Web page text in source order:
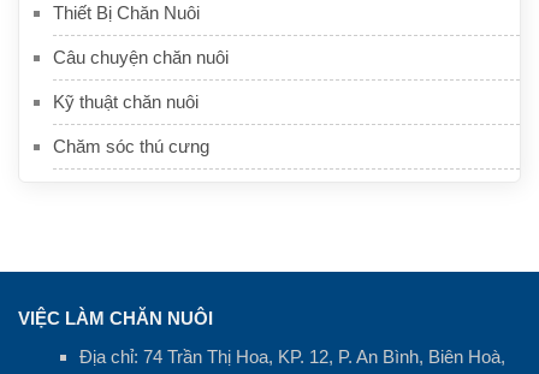
Thiết Bị Chăn Nuôi
Câu chuyện chăn nuôi
Kỹ thuật chăn nuôi
Chăm sóc thú cưng
VIỆC LÀM CHĂN NUÔI
Địa chỉ: 74 Trần Thị Hoa, KP. 12, P. An Bình, Biên Hoà,